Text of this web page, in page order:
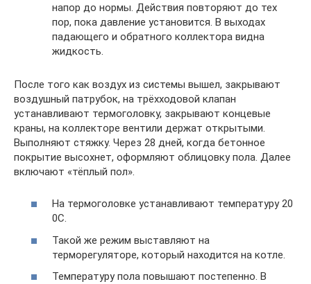
напор до нормы. Действия повторяют до тех
пор, пока давление установится. В выходах
падающего и обратного коллектора видна
жидкость.
После того как воздух из системы вышел, закрывают
воздушный патрубок, на трёхходовой клапан
устанавливают термоголовку, закрывают концевые
краны, на коллекторе вентили держат открытыми.
Выполняют стяжку. Через 28 дней, когда бетонное
покрытие высохнет, оформляют облицовку пола. Далее
включают «тёплый пол».
На термоголовке устанавливают температуру 20
0С.
Такой же режим выставляют на
терморегуляторе, который находится на котле.
Температуру пола повышают постепенно. В